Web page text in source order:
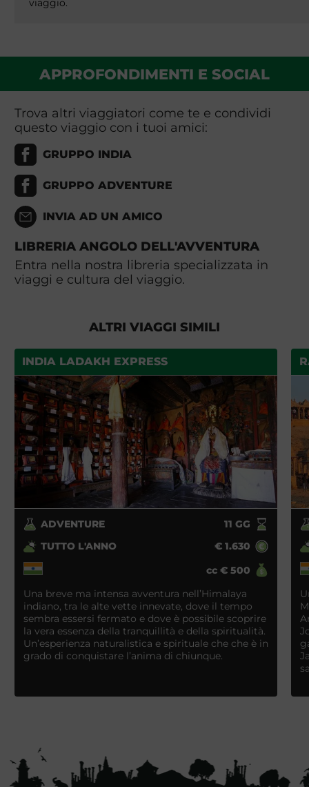
viaggio.
APPROFONDIMENTI E SOCIAL
Trova altri viaggiatori come te e condividi
questo viaggio con i tuoi amici:
GRUPPO INDIA
GRUPPO ADVENTURE
INVIA AD UN AMICO
LIBRERIA ANGOLO DELL'AVVENTURA
Entra nella nostra libreria specializzata in
viaggi e cultura del viaggio.
ALTRI VIAGGI SIMILI
INDIA LADAKH EXPRESS
ADVENTURE 11 GG
TUTTO L'ANNO
€ 1.630
cc€ 500
Una breve ma intensa avventura nell’Himalaya
indiano, tra le alte vette innevate, dove il tempo
sembra essersi fermato e dove è possibile scoprire
la vera essenza della tranquillità e della spiritualità.
Un’esperienza naturalistica e spirituale che che è in
grado di conquistare l’anima di chiunque.